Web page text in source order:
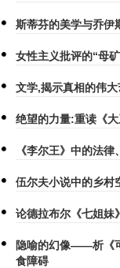
斯蒂芬的美学与乔伊
女性主义批评的“母
文学,揭示真相的伟
绝望的力量:重读《
《李尔王》中的法
伍尔夫小说中的乡村
论德拉布尔《七姐妹
隐喻的幻像——析《
食障碍